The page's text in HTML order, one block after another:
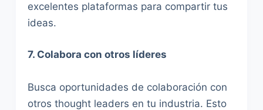
excelentes plataformas para compartir tus
ideas.
7. Colabora con otros líderes
Busca oportunidades de colaboración con
otros thought leaders en tu industria. Esto